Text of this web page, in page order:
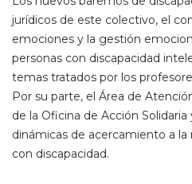
jurídicos de este colectivo, el
emociones y la gestión
personas con discapacidad
temas tratados por los
Por su parte, el Área de
de la Oficina de Acción
dinámicas de acercamiento a la
con discapacidad.